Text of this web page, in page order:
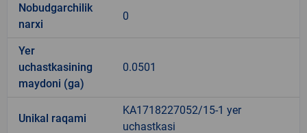
Nobudgarchilik
narxi
0
Yer
uchastkasining
maydoni (ga)
0.0501
Unikal raqami
KA1718227052/15-1 yer
uchastkasi